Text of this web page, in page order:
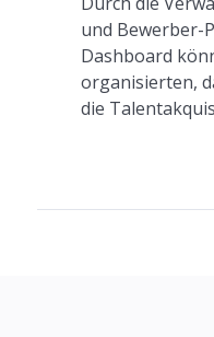
und Bewerber-
Dashboard
organisierten,
die